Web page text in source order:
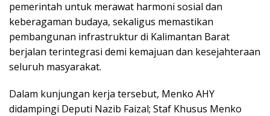
pemerintah untuk merawat harmoni sosial dan
keberagaman budaya, sekaligus memastikan
pembangunan infrastruktur di Kalimantan Barat
berjalan terintegrasi demi kemajuan dan kesejahteraan
seluruh masyarakat.
Dalam kunjungan kerja tersebut, Menko AHY
didampingi Deputi Nazib Faizal; Staf Khusus Menko